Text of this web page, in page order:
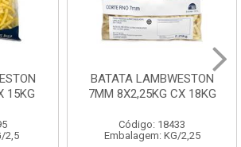
15KG
2,5
BATATA LAMBWESTON
7MM 8X2,25KG CX 18KG
Código: 18433
Embalagem: KG/2,25